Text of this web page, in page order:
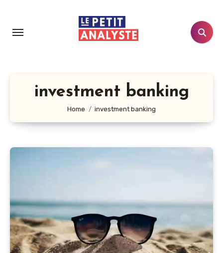
contenu
investment banking
Home investment banking